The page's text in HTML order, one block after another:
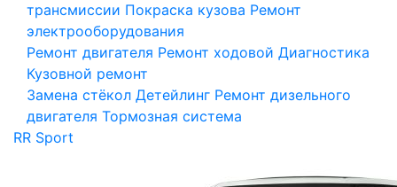
трансмиссии Покраска кузова Ремонт
электрооборудования
Ремонт двигателя Ремонт ходовой Диагностика
Кузовной ремонт
Замена стёкол Детейлинг Ремонт дизельного
двигателя Тормозная система
RR Sport